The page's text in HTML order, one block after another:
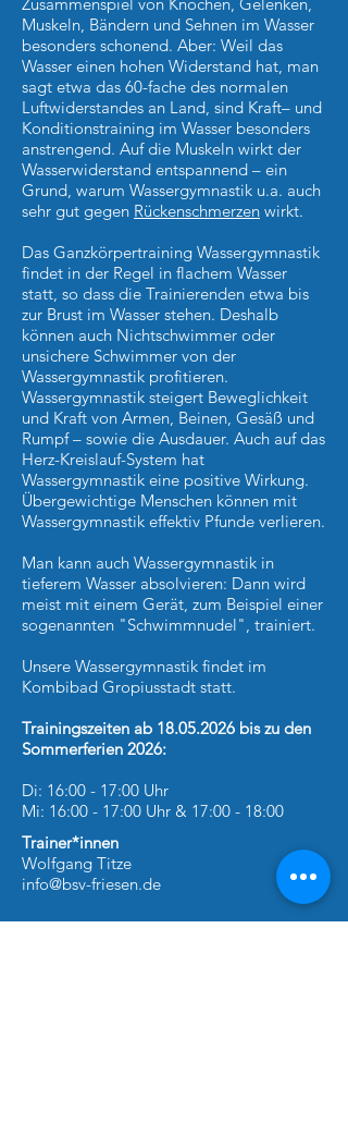
Muskeln, Bändern und Sehnen im Wasser
besonders schonend. Aber: Weil das
Wasser einen hohen Widerstand hat, man
sagt etwa das 60-fache des normalen
Luftwiderstandes an Land, sind Kraft– und
Konditionstraining im Wasser besonders
anstrengend. Auf die Muskeln wirkt der
Wasserwiderstand entspannend – ein
Grund, warum Wassergymnastik u.a. auch
sehr gut gegen Rückenschmerzen wirkt.
Das Ganzkörpertraining Wassergymnastik
findet in der Regel in flachem Wasser
statt, so dass die Trainierenden etwa bis
zur Brust im Wasser stehen. Deshalb
können auch Nichtschwimmer oder
unsichere Schwimmer von der
Wassergymnastik profitieren.
Wassergymnastik steigert Beweglichkeit
und Kraft von Armen, Beinen, Gesäß und
Rumpf – sowie die Ausdauer. Auch auf das
Herz-Kreislauf-System hat
Wassergymnastik eine positive Wirkung.
Übergewichtige Menschen können mit
Wassergymnastik effektiv Pfunde verlieren.
Man kann auch Wassergymnastik in
tieferem Wasser absolvieren: Dann wird
meist mit einem Gerät, zum Beispiel einer
sogenannten "Schwimmnudel", trainiert.
Unsere Wassergymnastik findet im
Kombibad Gropiusstadt statt.
Trainingszeiten ab 18.05.2026 bis zu den
Sommerferien 2026:
Di: 16:00 - 17:00 Uhr
Mi: 16:00 - 17:00 Uhr & 17:00 - 18:00
Trainer*innen
Wolfgang Titze
info@bsv-friesen.de